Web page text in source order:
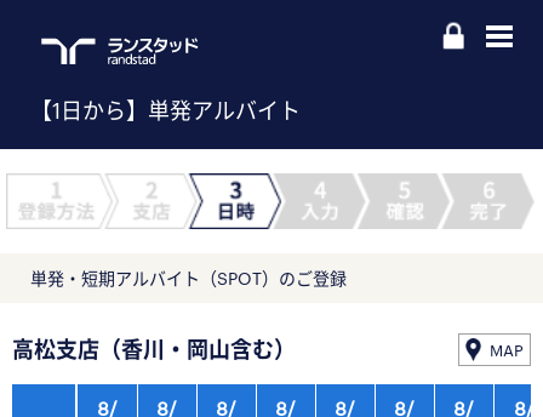
【1日から】単発アルバイト
単発・短期アルバイト（SPOT）のご登録
高松支店（香川・岡山含む） MAP
8/
8/
8/
8/
8/
8/
8/
8/